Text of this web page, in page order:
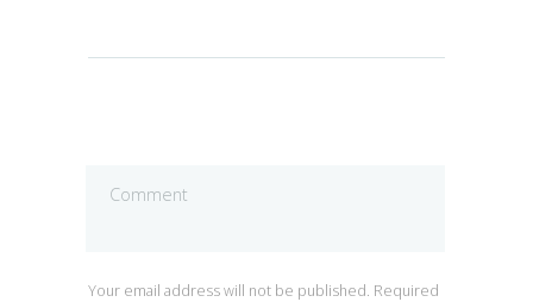
Your email address will not be published. Required